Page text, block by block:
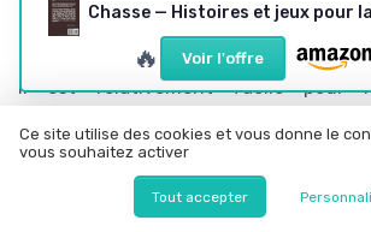
Les erreurs à éviter :
garde
Il est relativement facile pour
L'une des erreurs courantes est de se
apparence généralesans
détails. Par exemple, un livre peut
🔥 Voir l'offre
Ce site utilise des cookies et vous donne le
vous souhaitez activer
Tout accepter